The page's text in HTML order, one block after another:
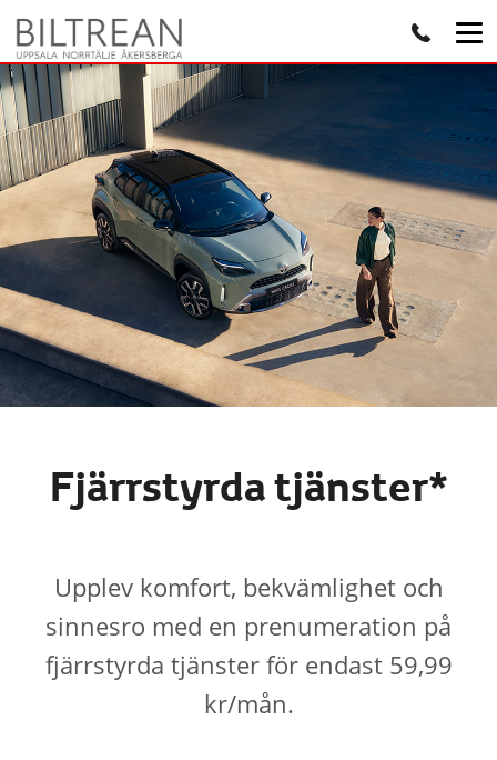
Fjärrstyrda tjänster*
Upplev komfort, bekvämlighet och
sinnesro med en prenumeration på
fjärrstyrda tjänster för endast 59,99
kr/mån.